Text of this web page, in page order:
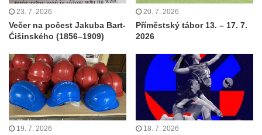
23. 7. 2026
Večer na počest Jakuba Bart-
Ćišinského (1856–1909)
20. 7. 2026
Příměstský tábor 13. – 17. 7.
2026
19. 7. 2026 18. 7. 2026